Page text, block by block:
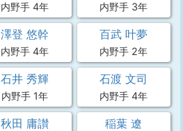
内野手 4年 内野手 3年
澤登 悠幹
内野手 4年
百武 叶夢
内野手 2年
石井 秀輝
内野手 1年
石渡 文司
内野手 4年
秋田 庸讃 稲葉 遼